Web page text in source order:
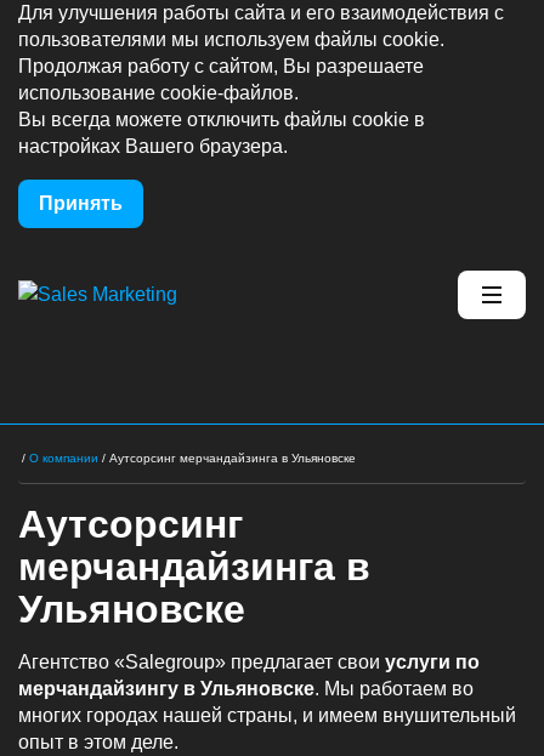
Для улучшения работы сайта и его взаимодействия с
пользователями мы используем файлы cookie.
Продолжая работу с сайтом, Вы разрешаете
использование cookie-файлов.
Вы всегда можете отключить файлы cookie в
настройках Вашего браузера.
Принять
/ О компании / Аутсорсинг мерчандайзинга в Ульяновске
Аутсорсинг
мерчандайзинга в
Ульяновске
Агентство «Salegroup» предлагает свои услуги по
мерчандайзингу в Ульяновске. Мы работаем во
многих городах нашей страны, и имеем внушительный
опыт в этом деле.